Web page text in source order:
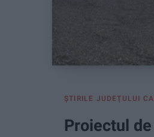
ŞTIRILE JUDEŢULUI
Proiectul